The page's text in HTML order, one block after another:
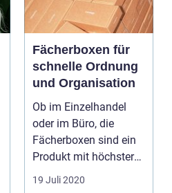
Fächerboxen für
schnelle Ordnung
und Organisation
Ob im Einzelhandel
oder im Büro, die
Fächerboxen sind ein
Produkt mit höchster
Ordnung und
19 Juli 2020